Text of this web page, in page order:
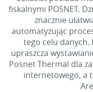
fiskalnymi POSNET.
znacznie
automatyzując
tego celu danych.
upraszcza
Posnet Thermal dla
internetowego, a